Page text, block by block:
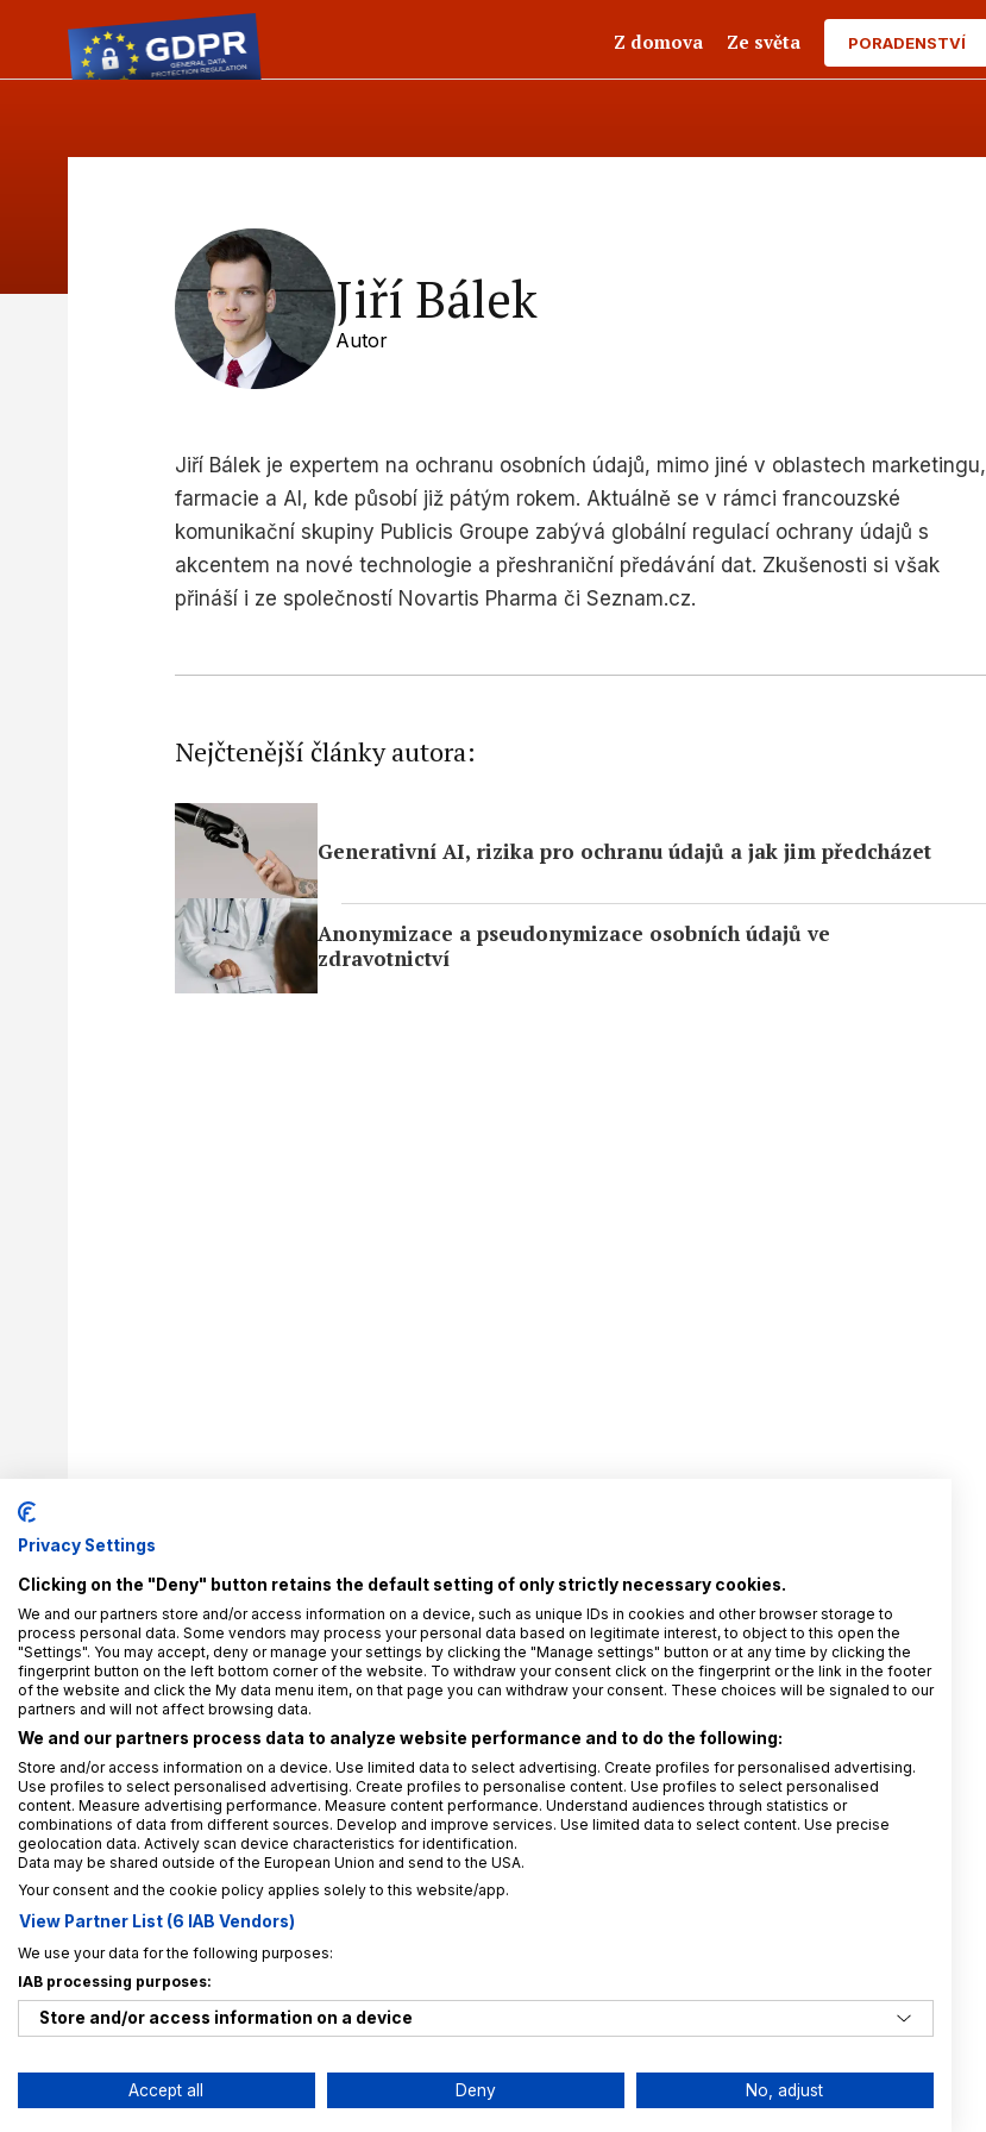
Z domova Ze světa PORADENSTVÍ
Jiří Bálek
Autor
Jiří Bálek je expertem na ochranu osobních údajů, mimo jiné v oblastech marketingu,
farmacie a AI, kde působí již pátým rokem. Aktuálně se v rámci francouzské
komunikační skupiny Publicis Groupe zabývá globální regulací ochrany údajů s
akcentem na nové technologie a přeshraniční předávání dat. Zkušenosti si však
přináší i ze společností Novartis Pharma či Seznam.cz.
Nejčtenější články autora:
Generativní AI, rizika pro ochranu údajů a jak jim předcházet
Anonymizace a pseudonymizace osobních údajů ve
zdravotnictví
Privacy Settings
Clicking on the "Deny" button retains the default setting of only strictly necessary cookies.
We and our partners store and/or access information on a device, such as unique IDs in cookies and other browser storage to
process personal data. Some vendors may process your personal data based on legitimate interest, to object to this open the
"Settings". You may accept, deny or manage your settings by clicking the "Manage settings" button or at any time by clicking the
fingerprint button on the left bottom corner of the website. To withdraw your consent click on the fingerprint or the link in the footer
of the website and click the My data menu item, on that page you can withdraw your consent. These choices will be signaled to our
partners and will not affect browsing data.
We and our partners process data to analyze website performance and to do the following:
Store and/or access information on a device. Use limited data to select advertising. Create profiles for personalised advertising.
Use profiles to select personalised advertising. Create profiles to personalise content. Use profiles to select personalised
content. Measure advertising performance. Measure content performance. Understand audiences through statistics or
combinations of data from different sources. Develop and improve services. Use limited data to select content. Use precise
geolocation data. Actively scan device characteristics for identification.
Data may be shared outside of the European Union and send to the USA.
Your consent and the cookie policy applies solely to this website/app.
View Partner List (6 IAB Vendors)
We use your data for the following purposes:
IAB processing purposes:
Store and/or access information on a device
Accept all Deny No, adjust